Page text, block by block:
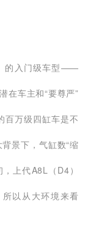
的入门级车型——
在车主和“要尊严”
百万级四缸车是不
景下，气缸数“缩
上代A8L（D4）
以从大环境来看